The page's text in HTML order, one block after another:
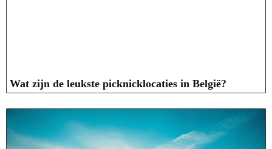
Wat zijn de leukste picknicklocaties in België?